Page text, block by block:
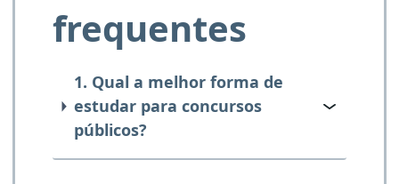
frequentes
1. Qual a melhor forma de
estudar para concursos
públicos?